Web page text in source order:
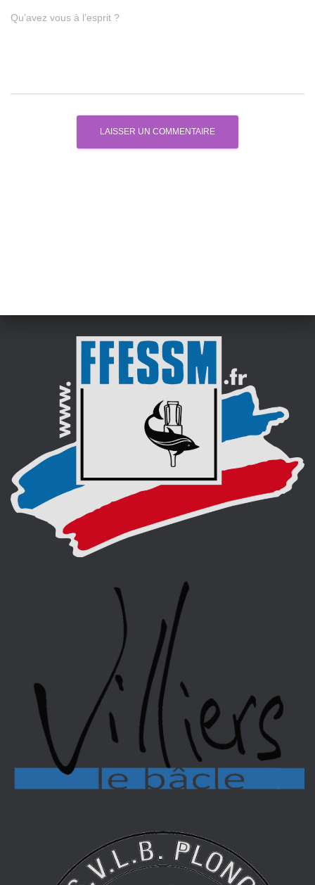
Qu’avez vous à l’esprit ?